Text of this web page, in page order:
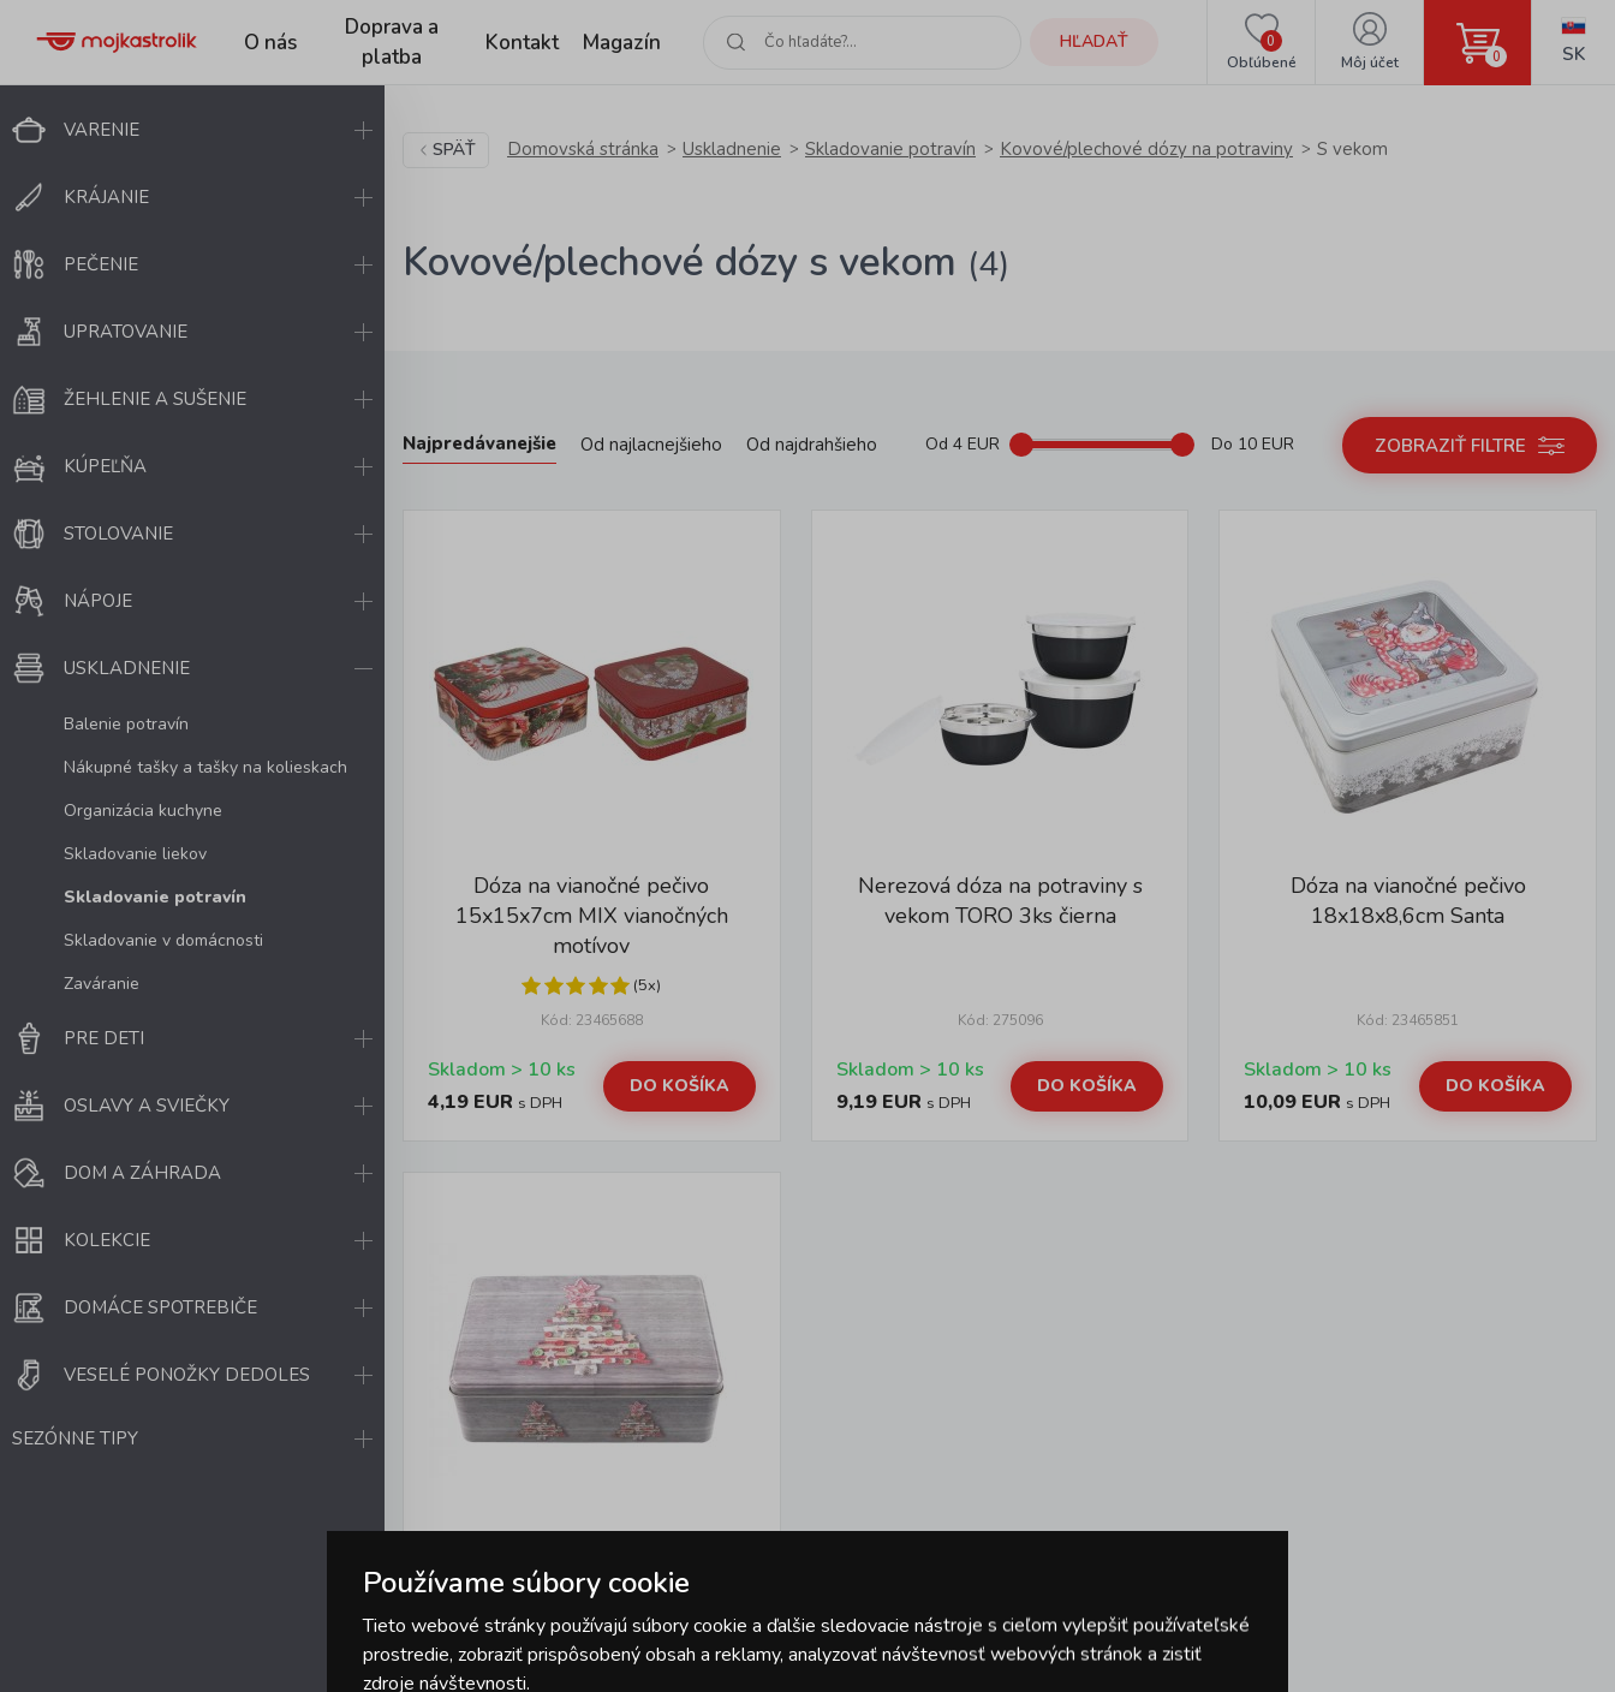
O nás
Doprava a
platba
Kontakt Magazín HĽADAŤ
Obľúbené
0
Môj účet 0 SK
VARENIE
KRÁJANIE
PEČENIE
UPRATOVANIE
ŽEHLENIE A SUŠENIE
KÚPEĽŇA
STOLOVANIE
NÁPOJE
USKLADNENIE
Balenie potravín
Nákupné tašky a tašky na kolieskach
Organizácia kuchyne
Skladovanie liekov
Skladovanie potravín
Skladovanie v domácnosti
Zaváranie
PRE DETI
OSLAVY A SVIEČKY
DOM A ZÁHRADA
KOLEKCIE
DOMÁCE SPOTREBIČE
VESELÉ PONOŽKY DEDOLES
SEZÓNNE TIPY
SPÄŤ Domovská stránka Uskladnenie Skladovanie potravín Kovové/plechové dózy na potraviny S vekom
Kovové/plechové dózy s vekom (4)
Najpredávanejšie Od najlacnejšieho Od najdrahšieho Od 4 EUR Do 10 EUR ZOBRAZIŤ FILTRE
Dóza na vianočné pečivo
15x15x7cm MIX vianočných
motívov
(5x)
Kód: 23465688
Skladom > 10 ks
4,19 EUR s DPH
DO KOŠÍKA
Nerezová dóza na potraviny s
vekom TORO 3ks čierna
Kód: 275096
Skladom > 10 ks
9,19 EUR s DPH
DO KOŠÍKA
Dóza na vianočné pečivo
18x18x8,6cm Santa
Kód: 23465851
Skladom > 10 ks
10,09 EUR s DPH
DO KOŠÍKA
Vianočný motív
Používame súbory cookie
Tieto webové stránky používajú súbory cookie a ďalšie sledovacie nástroje s cieľom vylepšiť používateľské
prostredie, zobraziť prispôsobený obsah a reklamy, analyzovať návštevnosť webových stránok a zistiť
zdroje návštevnosti.